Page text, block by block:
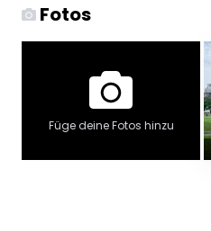
Fotos
Füge deine Fotos hinzu